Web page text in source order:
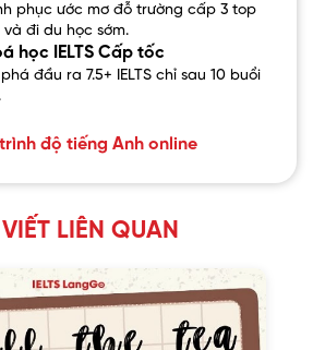
phục ước mơ đỗ trường cấp 3 top
đi du học sớm.
học IELTS Cấp tốc
đầu ra 7.5+ IELTS chỉ sau 10 buổi
trình độ tiếng Anh online
LIÊN QUAN